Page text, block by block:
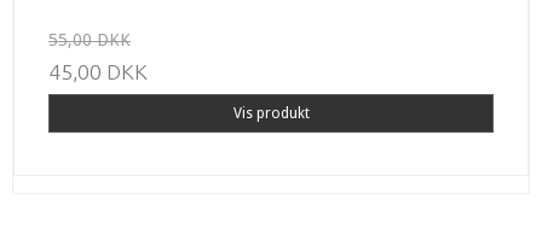
55,00 DKK
45,00 DKK
Vis produkt